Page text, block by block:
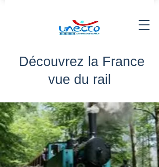
Découvrez la France
vue du rail